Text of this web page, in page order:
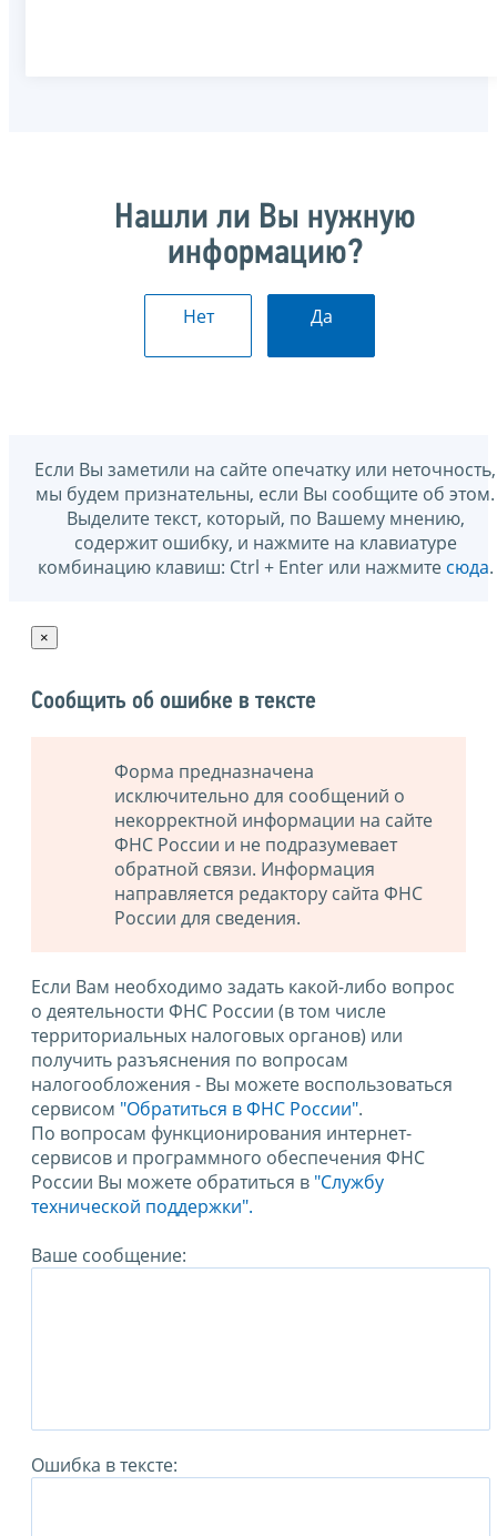
Нашли ли Вы нужную
информацию?
Нет Да
Если Вы заметили на сайте опечатку или неточность,
мы будем признательны, если Вы сообщите об этом.
Выделите текст, который, по Вашему мнению,
содержит ошибку, и нажмите на клавиатуре
комбинацию клавиш: Ctrl + Enter или нажмите сюда.
×
Сообщить об ошибке в тексте
Форма предназначена
исключительно для сообщений о
некорректной информации на сайте
ФНС России и не подразумевает
обратной связи. Информация
направляется редактору сайта ФНС
России для сведения.
Если Вам необходимо задать какой-либо вопрос
о деятельности ФНС России (в том числе
территориальных налоговых органов) или
получить разъяснения по вопросам
налогообложения - Вы можете воспользоваться
сервисом "Обратиться в ФНС России".
По вопросам функционирования интернет-
сервисов и программного обеспечения ФНС
России Вы можете обратиться в "Службу
технической поддержки".
Ваше сообщение:
Ошибка в тексте: